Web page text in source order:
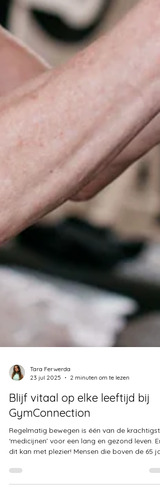
23 jul 2025
2 minuten om te lezen
Blijf vitaal op elke leeftijd bij
GymConnection
Regelmatig bewegen is één van de krachtigste
dit kan met plezier! Mensen die boven de 65
zijn en die minstens 150 minuten per week